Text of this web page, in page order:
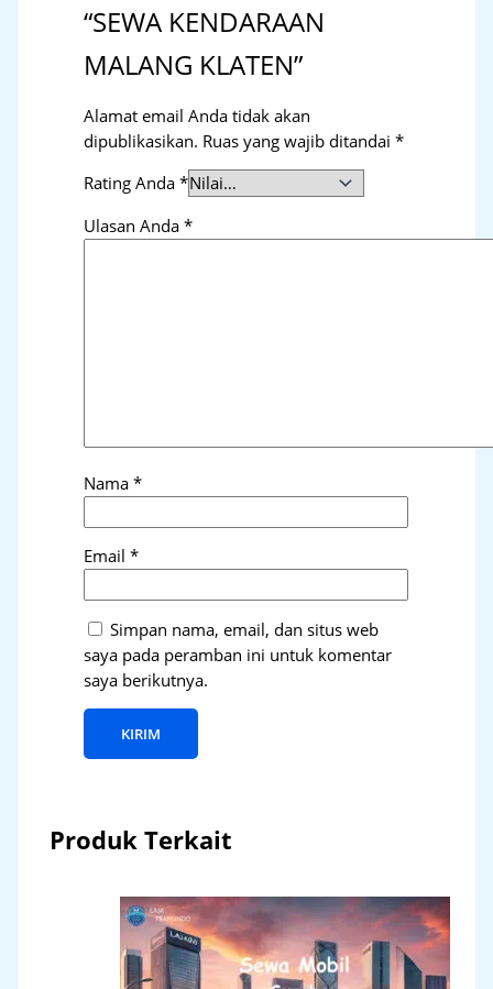
“SEWA KENDARAAN
MALANG KLATEN”
Alamat email Anda tidak akan
dipublikasikan. Ruas yang wajib ditandai*
Rating Anda*
Ulasan Anda*
Nama*
Email*
Simpan nama, email, dan situs web
saya pada peramban ini untuk komentar
saya berikutnya.
Produk Terkait